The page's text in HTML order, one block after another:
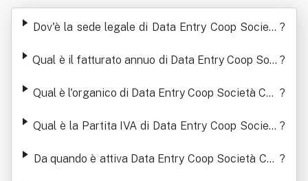
op Società Cooperativa
Dov'è la sede legale di Data Entry Coop Società ?
Qual è il fatturato annuo di Data Entry Coop Soci ?
Qual è l'organico di Data Entry Coop Società Coo ?
Qual è la Partita IVA di Data Entry Coop Società ?
Da quando è attiva Data Entry Coop Società Coo ?